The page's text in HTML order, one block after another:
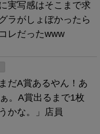
実写感はそこまで求
ラがしょぼかったら
レだったwww
だA賞あるやん！あ
。A賞出るまで1枚
かな。」店員